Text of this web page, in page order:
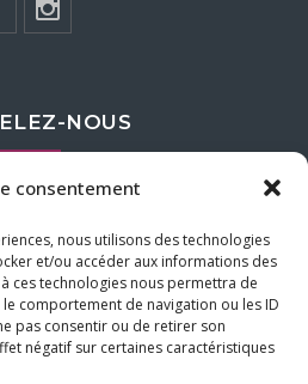
consentement
nous utilisons des technologies
et/ou accéder aux informations des
ces technologies nous permettra de
comportement de navigation ou les ID
pas consentir ou de retirer son
négatif sur certaines caractéristiques
NOUS
622-2620
NOUS